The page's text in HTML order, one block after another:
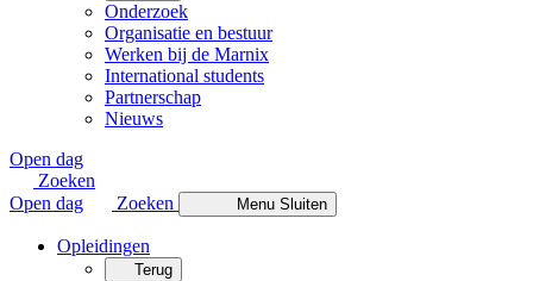
Onderzoek
Organisatie en bestuur
Werken bij de Marnix
International students
Partnerschap
Nieuws
Open dag
Zoeken
Open dag
Zoeken Menu Sluiten
Opleidingen
Terug